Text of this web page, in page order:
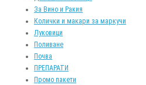
За Вино и Ракия
Колички и макари за маркучи
Луковици
Поливане
Почва
ПРЕПАРАТИ
Промо пакети